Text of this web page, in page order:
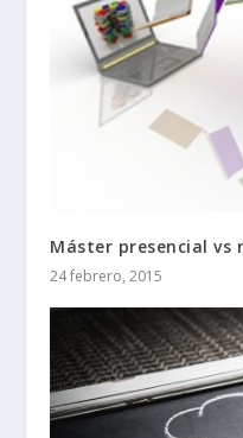
Máster presencial vs
24 febrero, 2015